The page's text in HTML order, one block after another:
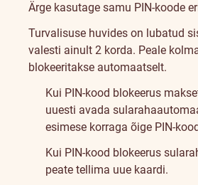
Ärge kasutage samu PIN-koode
Turvalisuse huvides on lubatud
valesti ainult 2 korda. Peale
blokeeritakse automaatselt.
Kui PIN-kood blokeerus
uuesti avada
esimese korraga õige PIN-
Kui PIN-kood blokeerus
peate tellima uue kaardi.